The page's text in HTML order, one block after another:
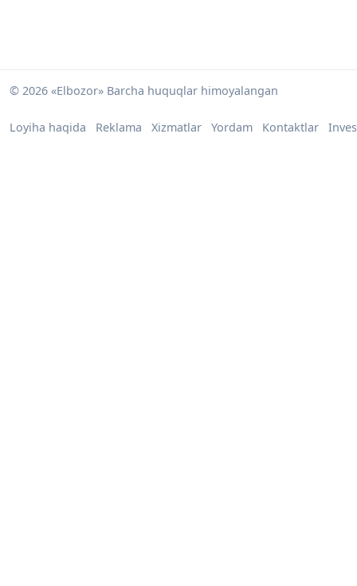
© 2026 «Elbozor» Barcha huquqlar himoyalangan
Loyiha haqida Reklama Xizmatlar Yordam Kontaktlar